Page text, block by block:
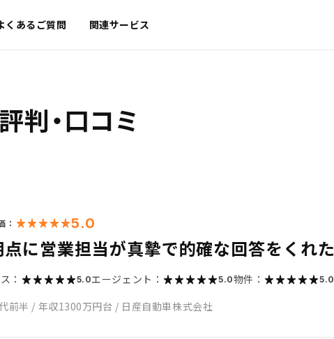
くあるご質問 関連サービス
判・口コミ
： 5.0
点に営業担当が真摯で的確な回答をくれた
： 5.0エージェント： 5.0物件： 5.0
前半 / 年収1300万円台 / 日産自動車株式会社